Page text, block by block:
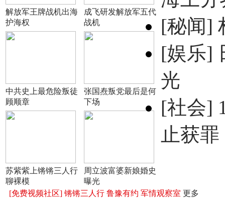
解放军王牌战机出海
护海权
成飞研发解放军五代
战机
中共史上最危险叛徒
顾顺章
张国焘叛党最后是何
下场
苏紫紫上锵锵三人行
聊裸模
周立波富婆新娘婚史
曝光
[秘闻]
[娱乐]
光
[社会]
止获罪
[免费视频社区] 锵锵三人行 鲁豫有约 军情观察室 更多